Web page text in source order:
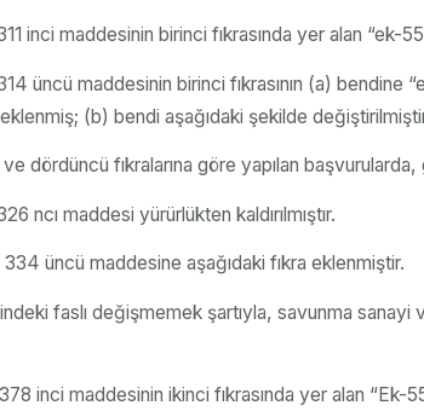
inci maddesinin birinci fıkrasında yer alan “ek-
üncü maddesinin birinci fıkrasının (a)
(b) bendi aşağıdaki şekilde
dördüncü fıkralarına göre yapılan
ncı maddesi yürürlükten kaldırılmıştır.
üncü maddesine aşağıdaki fıkra eklenmiştir.
faslı değişmemek şartıyla, savunma sanayi
inci maddesinin ikinci fıkrasında yer alan “Ek-